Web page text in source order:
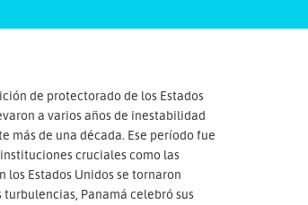
de protectorado de los Estados
a varios años de inestabilidad
más de una década. Ese período fue
cruciales como las
Estados Unidos se tornaron
Panamá celebró sus